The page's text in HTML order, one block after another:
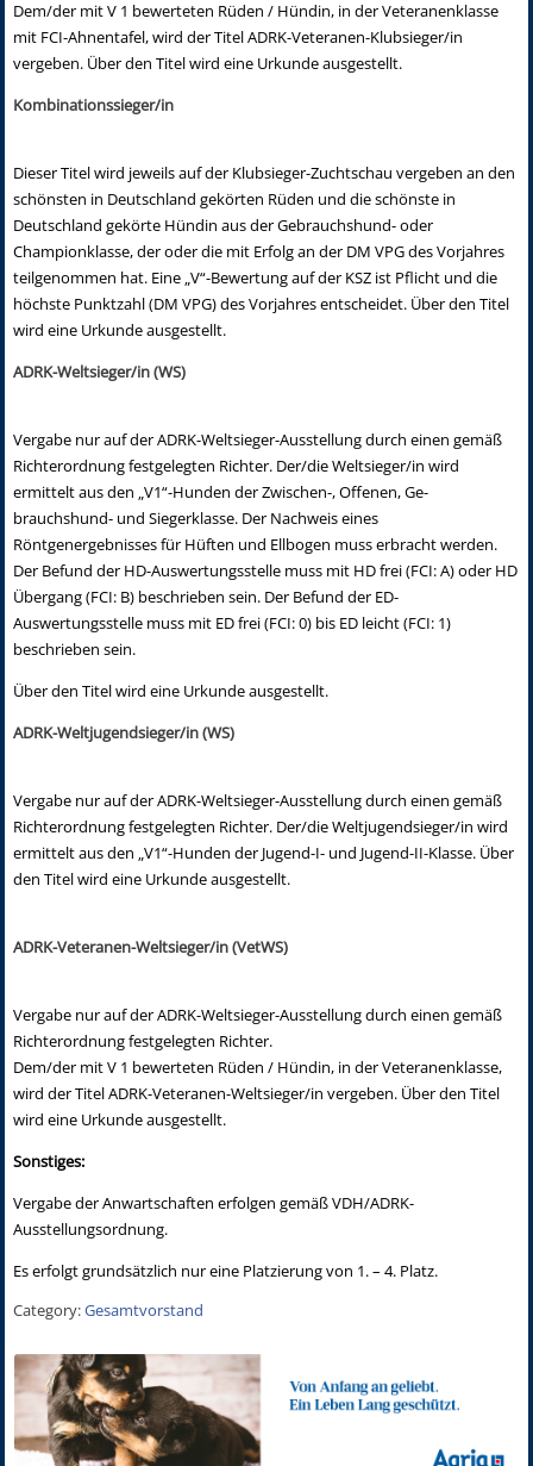
Dem/der mit V 1 bewerteten Rüden / Hündin, in der Veteranenklasse
mit FCI-Ahnentafel, wird der Titel ADRK-Veteranen-Klubsieger/in
vergeben. Über den Titel wird eine Urkunde ausgestellt.
Kombinationssieger/in
Dieser Titel wird jeweils auf der Klubsieger-Zuchtschau vergeben an den
schönsten in Deutschland gekörten Rüden und die schönste in
Deutschland gekörte Hündin aus der Gebrauchshund- oder
Championklasse, der oder die mit Erfolg an der DM VPG des Vorjahres
teilgenommen hat. Eine „V“-Bewertung auf der KSZ ist Pflicht und die
höchste Punktzahl (DM VPG) des Vorjahres entscheidet. Über den Titel
wird eine Urkunde ausgestellt.
ADRK-Weltsieger/in (WS)
Vergabe nur auf der ADRK-Weltsieger-Ausstellung durch einen gemäß
Richterordnung festgelegten Richter. Der/die Weltsieger/in wird
ermittelt aus den „V1“-Hunden der Zwischen-, Offenen, Ge­
brauchshund- und Siegerklasse. Der Nachweis eines
Röntgenergebnisses für Hüften und Ellbogen muss erbracht werden.
Der Befund der HD-Auswertungsstelle muss mit HD frei (FCI: A) oder HD
Übergang (FCI: B) beschrieben sein. Der Befund der ED-
Auswertungsstelle muss mit ED frei (FCI: 0) bis ED leicht (FCI: 1)
beschrieben sein.
Über den Titel wird eine Urkunde ausgestellt.
ADRK-Weltjugendsieger/in (WS)
Vergabe nur auf der ADRK-Weltsieger-Ausstellung durch einen gemäß
Richterordnung festgelegten Richter. Der/die Weltjugendsieger/in wird
ermittelt aus den „V1“-Hunden der Jugend-I- und Jugend-II-Klasse. Über
den Titel wird eine Urkunde ausgestellt.
ADRK-Veteranen-Weltsieger/in (VetWS)
Vergabe nur auf der ADRK-Weltsieger-Ausstellung durch einen gemäß
Richterordnung festgelegten Richter.
Dem/der mit V 1 bewerteten Rüden / Hündin, in der Veteranenklasse,
wird der Titel ADRK-Veteranen-Weltsieger/in vergeben. Über den Titel
wird eine Urkunde ausgestellt.
Sonstiges:
Vergabe der Anwartschaften erfolgen gemäß VDH/ADRK-
Ausstellungsordnung.
Es erfolgt grundsätzlich nur eine Platzierung von 1. – 4. Platz.
Category:Gesamtvorstand